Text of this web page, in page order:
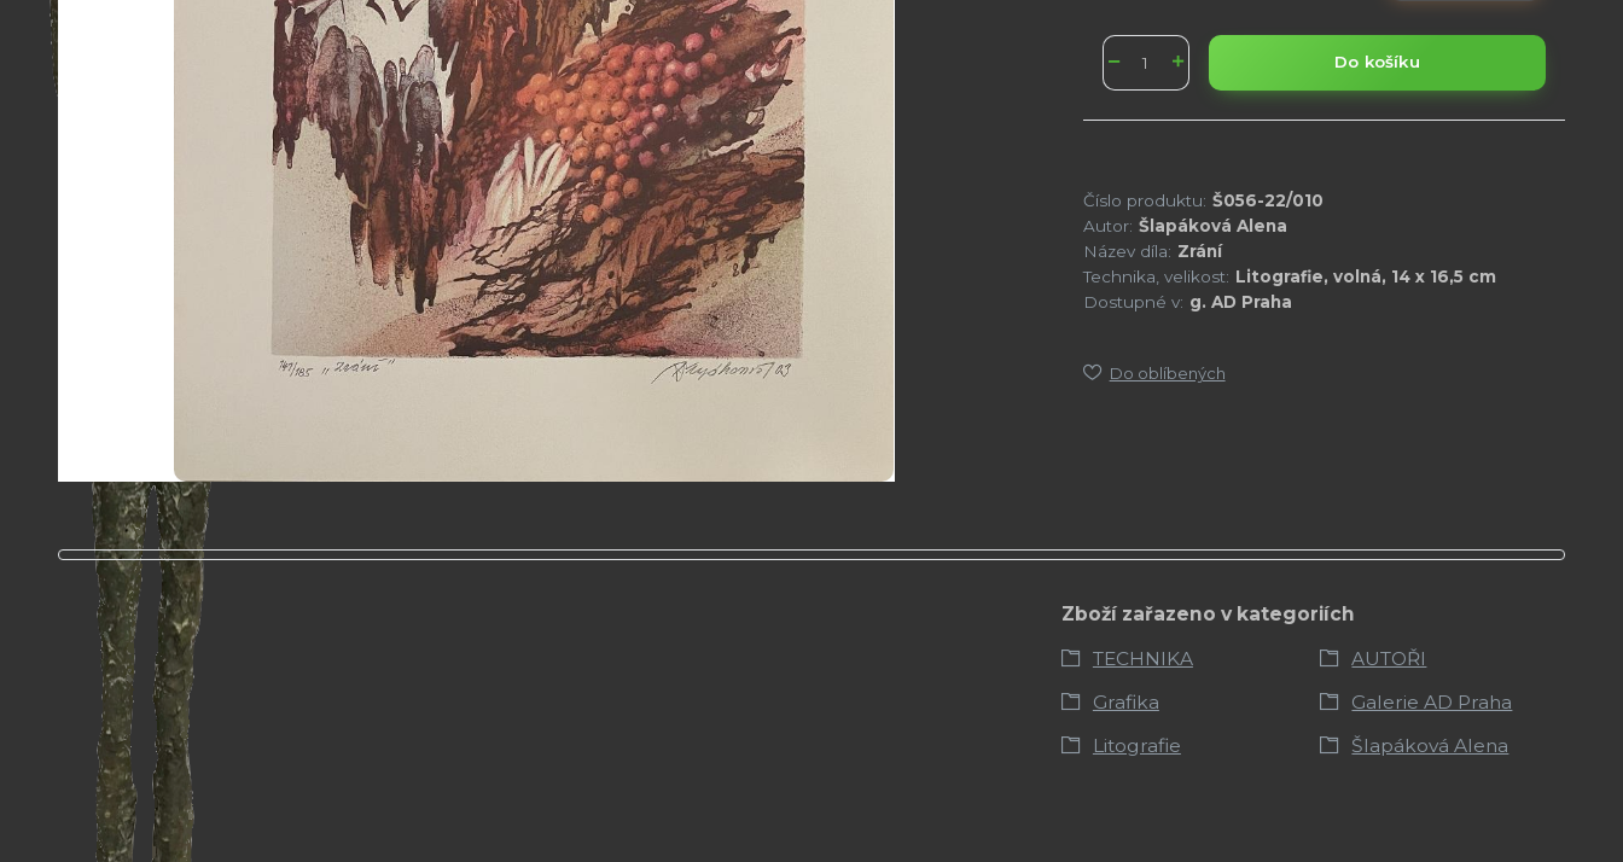
Do košíku
Číslo produktu: Š056-22/010
Autor: Šlapáková Alena
Název díla: Zrání
Technika, velikost: Litografie, volná, 14 x 16,5 cm
Dostupné v: g. AD Praha
Do oblíbených
Zboží zařazeno v kategoriích
TECHNIKA
AUTOŘI
Grafika
Galerie AD Praha
Litografie
Šlapáková Alena